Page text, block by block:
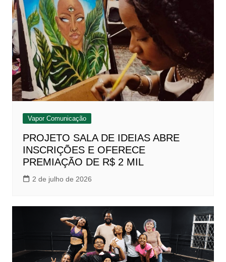
Vapor Comunicação
PROJETO SALA DE IDEIAS ABRE
INSCRIÇÕES E OFERECE
PREMIAÇÃO DE R$ 2 MIL
2 de julho de 2026